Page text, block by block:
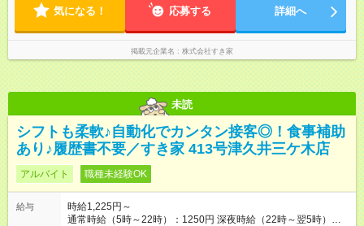
気になる！ 応募する 詳細へ
掲載元企業名 株式会社すき家
未読
シフトも柔軟♪自動化でカンタン接客◎！食事補助
あり♪履歴書不要／すき家 413号津久井三ケ木店
アルバイト 職種未経験OK
給与
時給1,225円～
通常時給（5時～22時）：1250円 深夜時給（22時～翌5時）：